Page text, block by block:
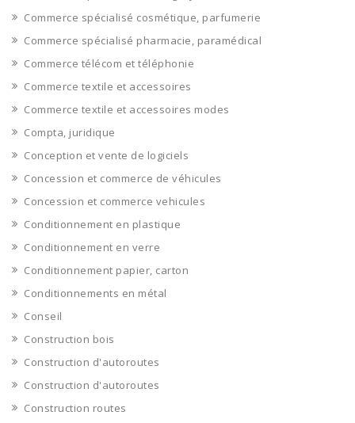
Commerce spécialisé cosmétique, parfumerie
Commerce spécialisé pharmacie, paramédical
Commerce télécom et téléphonie
Commerce textile et accessoires
Commerce textile et accessoires modes
Compta, juridique
Conception et vente de logiciels
Concession et commerce de véhicules
Concession et commerce vehicules
Conditionnement en plastique
Conditionnement en verre
Conditionnement papier, carton
Conditionnements en métal
Conseil
Construction bois
Construction d'autoroutes
Construction d'autoroutes
Construction routes